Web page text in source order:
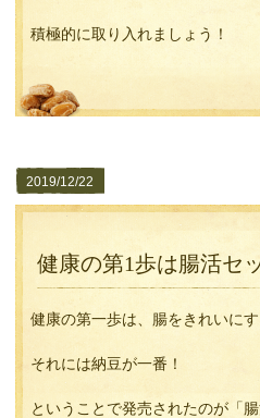
積極的に取り入れましょう！
2019/12/22
健康の第1歩は腸活
健康の第一歩は、腸をきれいにす
それには納豆が一番！
ということで発売されたのが「腸